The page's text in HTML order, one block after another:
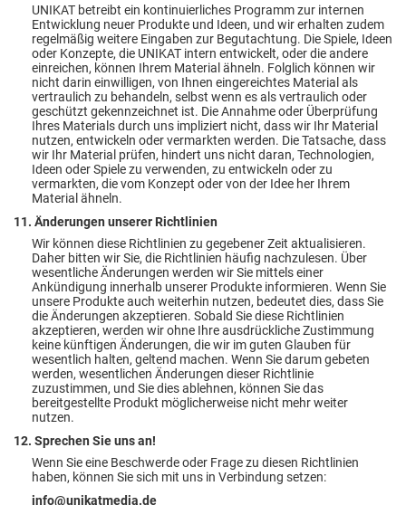
UNIKAT betreibt ein kontinuierliches Programm zur internen
Entwicklung neuer Produkte und Ideen, und wir erhalten zudem
regelmäßig weitere Eingaben zur Begutachtung. Die Spiele, Ideen
oder Konzepte, die UNIKAT intern entwickelt, oder die andere
einreichen, können Ihrem Material ähneln. Folglich können wir
nicht darin einwilligen, von Ihnen eingereichtes Material als
vertraulich zu behandeln, selbst wenn es als vertraulich oder
geschützt gekennzeichnet ist. Die Annahme oder Überprüfung
Ihres Materials durch uns impliziert nicht, dass wir Ihr Material
nutzen, entwickeln oder vermarkten werden. Die Tatsache, dass
wir Ihr Material prüfen, hindert uns nicht daran, Technologien,
Ideen oder Spiele zu verwenden, zu entwickeln oder zu
vermarkten, die vom Konzept oder von der Idee her Ihrem
Material ähneln.
11. Änderungen unserer Richtlinien
Wir können diese Richtlinien zu gegebener Zeit aktualisieren.
Daher bitten wir Sie, die Richtlinien häufig nachzulesen. Über
wesentliche Änderungen werden wir Sie mittels einer
Ankündigung innerhalb unserer Produkte informieren. Wenn Sie
unsere Produkte auch weiterhin nutzen, bedeutet dies, dass Sie
die Änderungen akzeptieren. Sobald Sie diese Richtlinien
akzeptieren, werden wir ohne Ihre ausdrückliche Zustimmung
keine künftigen Änderungen, die wir im guten Glauben für
wesentlich halten, geltend machen. Wenn Sie darum gebeten
werden, wesentlichen Änderungen dieser Richtlinie
zuzustimmen, und Sie dies ablehnen, können Sie das
bereitgestellte Produkt möglicherweise nicht mehr weiter
nutzen.
12. Sprechen Sie uns an!
Wenn Sie eine Beschwerde oder Frage zu diesen Richtlinien
haben, können Sie sich mit uns in Verbindung setzen:
info@unikatmedia.de